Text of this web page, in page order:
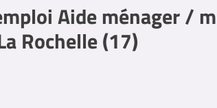
Aide ménager /
Rochelle (17)